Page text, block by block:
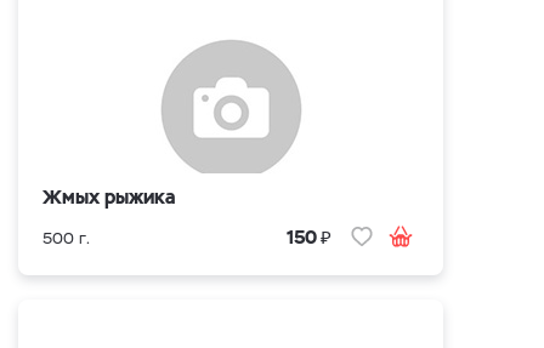
Жмых рыжика
500 г. 150₽